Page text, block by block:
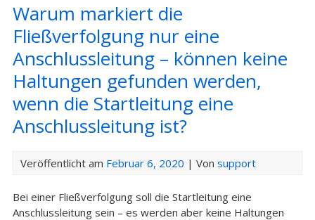
Warum markiert die
Fließverfolgung nur eine
Anschlussleitung – können keine
Haltungen gefunden werden,
wenn die Startleitung eine
Anschlussleitung ist?
Veröffentlicht am Februar 6, 2020 | Von support
Bei einer Fließverfolgung soll die Startleitung eine
Anschlussleitung sein – es werden aber keine Haltungen